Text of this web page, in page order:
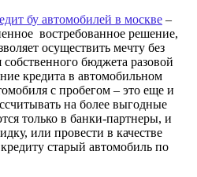
бу автомобилей в москве –
востребованное решение,
осуществить мечту без
бюджета разовой
кредита в автомобильном
с пробегом – это еще и
на более выгодные
только в банки-партнеры, и
или провести в качестве
старый автомобиль по